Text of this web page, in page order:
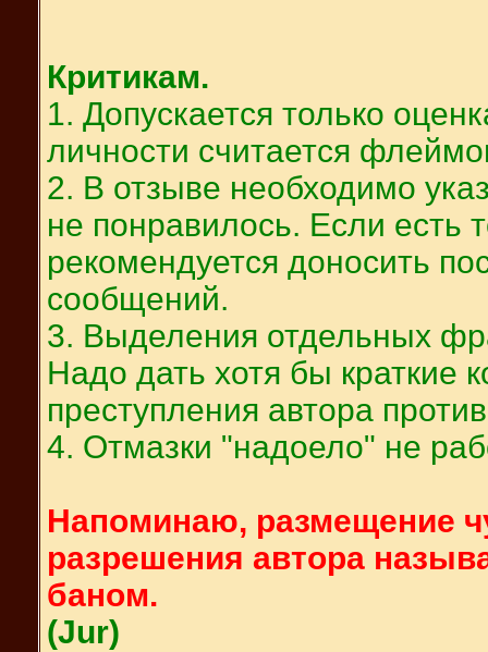
Критикам.
1. Допускается только
личности считается
2. В отзыве необходимо
не понравилось. Если есть
рекомендуется доносить
сообщений.
3. Выделения отдельных
Надо дать хотя бы
преступления автора
4. Отмазки "надоело" не
Напоминаю, размещение
разрешения автора
баном.
(Jur)